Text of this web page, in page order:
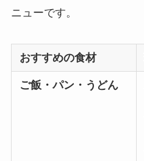
ニューです。
おすすめの食材
ご飯・パン・うどん